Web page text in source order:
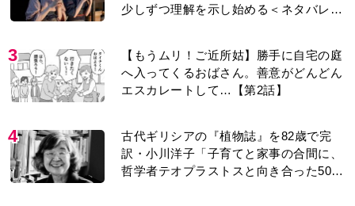
少しずつ理解を示し始める＜ネタバレあ
3
【もうムリ！ご近所姑】勝手に自宅の庭
へ入ってくるおばさん。善意がどんどん
エスカレートして…【第2話】
4
古代ギリシアの『植物誌』を82歳で完
訳・小川洋子「子育てと家事の合間に、
哲学者テオプラストスと向き合った50